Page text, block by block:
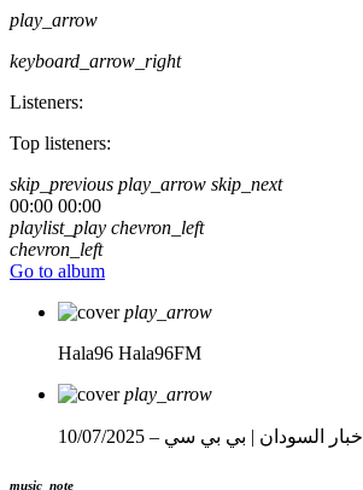
play_arrow
keyboard_arrow_right
Listeners:
Top listeners:
skip_previous play_arrow skip_next
00:00 00:00
playlist_play chevron_left
chevron_left
Go to album
play_arrow
Hala96 Hala96FM
play_arrow
أخبار السودان | بي بي سي – 10/07/2025
music_note